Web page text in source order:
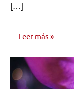
[…]
Leer más
NOTICIAS